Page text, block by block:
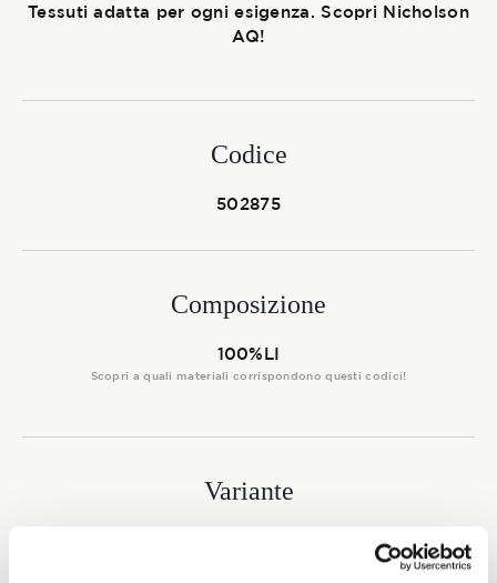
Tessuti adatta per ogni esigenza. Scopri Nicholson
AQ!
Codice
502875
Composizione
100%LI
Scopri a quali materiali corrispondono questi codici!
Variante
Certificazioni
CONTATTI